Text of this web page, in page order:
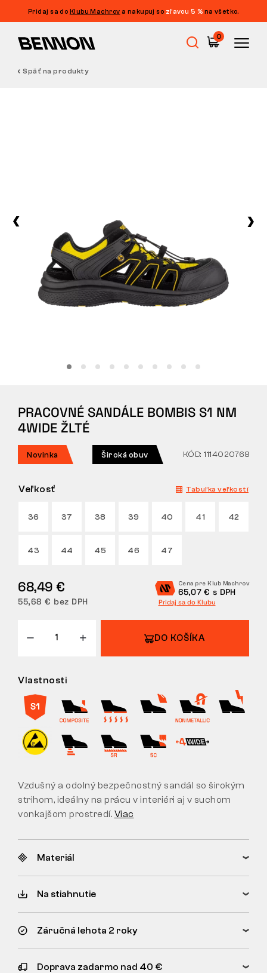
Pridaj sa do Klubu Machrov a nakupuj so zľavou 5 % na všetko.
0
Voľnočasová obuv
Tactical
O NÁS
LABORATÓRIUM BENNON
VRÁTENIE
Späť na produkty
PRACOVNÉ SANDÁLE BOMBIS S1 NM
4WIDE ŽLTÉ
Novinka Široká obuv KÓD: 1114020768
Veľkosť Tabuľka veľkostí
36 37 38 39 40 41 42
43 44 45 46 47
68,49 €
55,68 € bez DPH
Cena pre Klub Machrov
65,07 € s DPH
Pridaj sa do Klubu
DO KOŠÍKA
Vlastnosti
Vzdušný a odolný bezpečnostný sandál so širokým
strihom, ideálny na prácu v interiéri aj v suchom
vonkajšom prostredí. Viac
Materiál
Na stiahnutie
Záručná lehota 2 roky
Doprava zadarmo nad 40 €